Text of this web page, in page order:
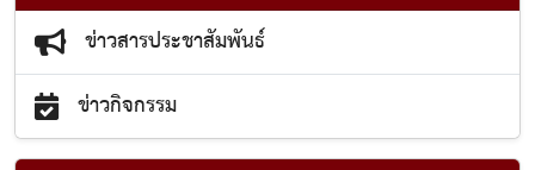
ข่าวสารประชาสัมพันธ์
ข่าวกิจกรรม